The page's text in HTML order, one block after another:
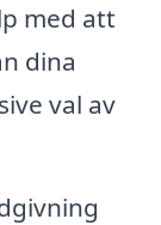
med att
dina
val av